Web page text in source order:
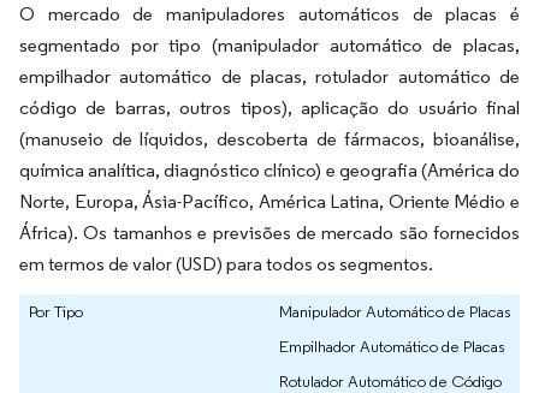
O mercado de manipuladores automáticos de placas é
segmentado por tipo (manipulador automático de placas,
empilhador automático de placas, rotulador automático de
código de barras, outros tipos), aplicação do usuário final
(manuseio de líquidos, descoberta de fármacos, bioanálise,
química analítica, diagnóstico clínico) e geografia (América do
Norte, Europa, Ásia-Pacífico, América Latina, Oriente Médio e
África). Os tamanhos e previsões de mercado são fornecidos
em termos de valor (USD) para todos os segmentos.
Por Tipo
Manipulador Automático de Placas
Empilhador Automático de Placas
Rotulador Automático de Código